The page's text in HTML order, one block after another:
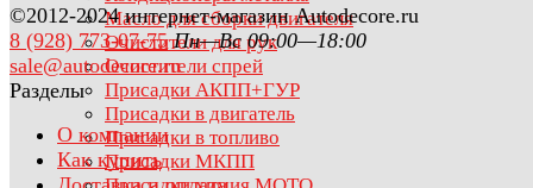
Масло для сборки двигателя
Очистители для рук
Очистители спрей
Присадки АКПП+ГУР
Присадки в двигатель
Присадки в топливо
Присадки МКПП
©2012-2024 интернет-магазин Autodecore.ru
8 (928) 773-07-75 Пн—Вс 09:00—18:00
sale@autodecore.ru
Разделы
О компании
Как купить